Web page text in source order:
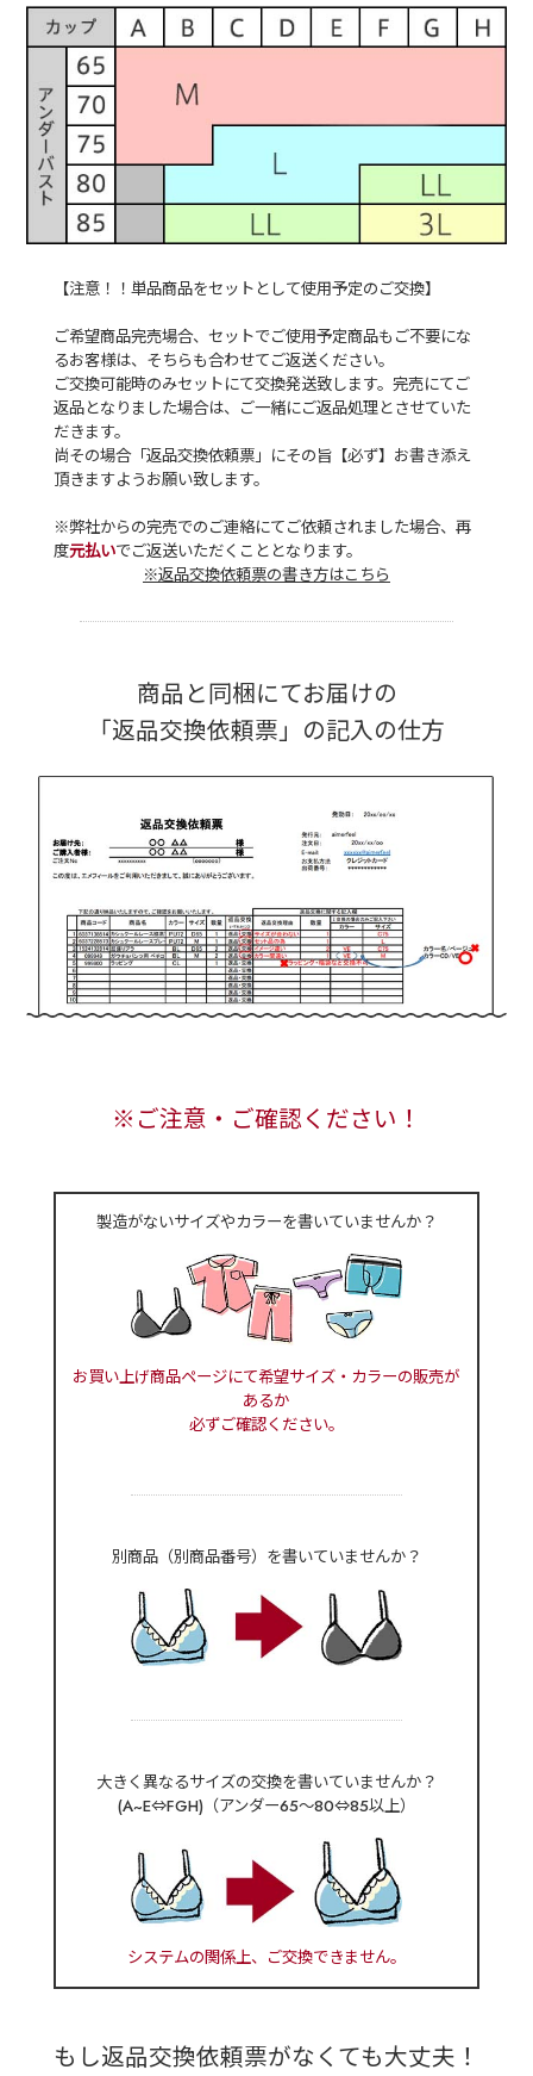
【注意！！単品商品をセットとして使用予定のご交換】
ご希望商品完売場合、セットでご使用予定商品もご不要にな
るお客様は、そちらも合わせてご返送ください。
ご交換可能時のみセットにて交換発送致します。完売にてご
返品となりました場合は、ご一緒にご返品処理とさせていた
だきます。
尚その場合「返品交換依頼票」にその旨【必ず】お書き添え
頂きますようお願い致します。
※弊社からの完売でのご連絡にてご依頼されました場合、再
度元払いでご返送いただくこととなります。
※返品交換依頼票の書き方はこちら
商品と同梱にてお届けの
「返品交換依頼票」の記入の仕方
※ご注意・ご確認ください！
製造がないサイズやカラーを書いていませんか？
お買い上げ商品ページにて希望サイズ・カラーの販売が
あるか
必ずご確認ください。
別商品（別商品番号）を書いていませんか？
大きく異なるサイズの交換を書いていませんか？
(A~E⇔FGH)（アンダー65～80⇔85以上）
システムの関係上、ご交換できません。
もし返品交換依頼票がなくても大丈夫！